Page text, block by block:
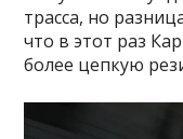
трасса, но
что в этот раз
более цепкую